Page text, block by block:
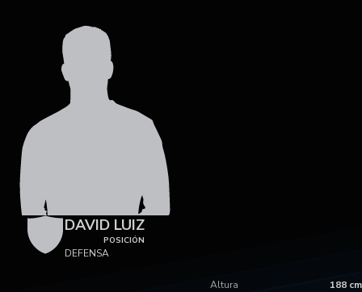
DAVID LUIZ
POSICIÓN
DEFENSA
Altura 188 cm